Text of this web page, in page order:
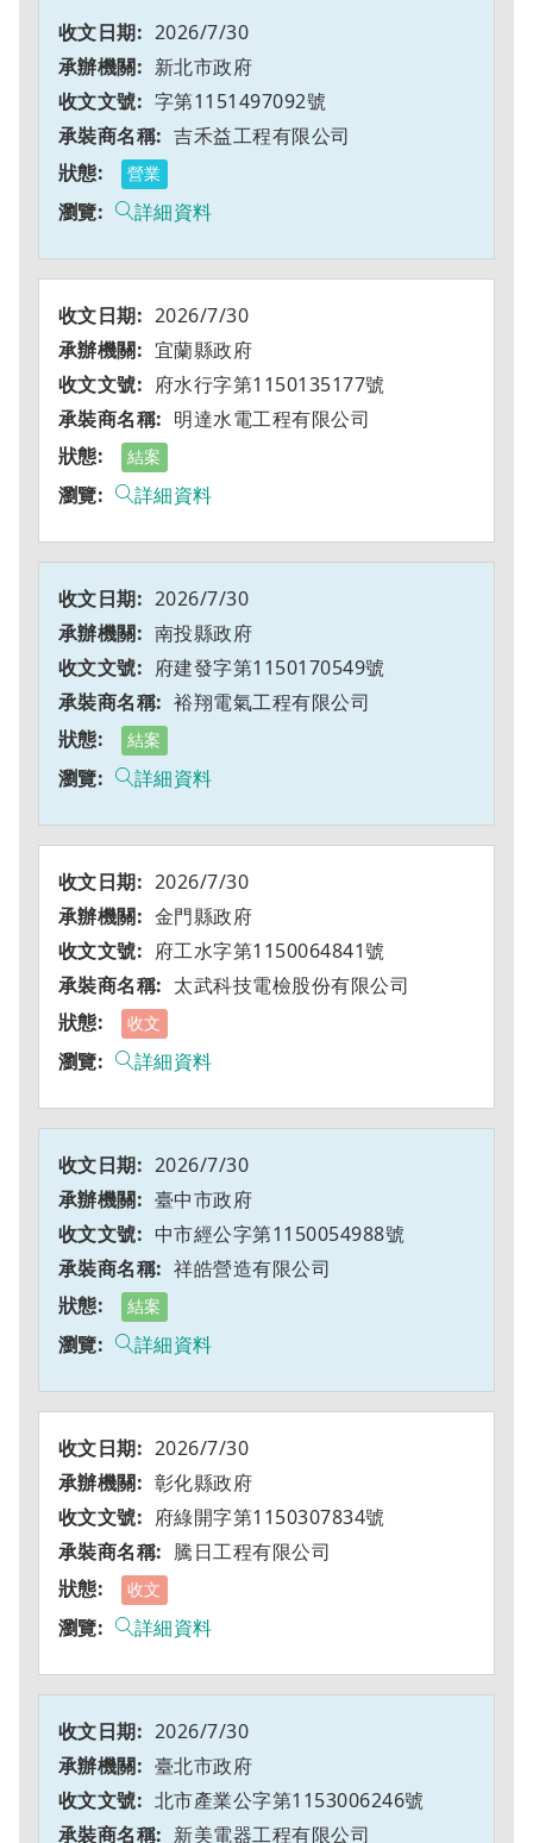
2026/7/30
新北市政府
字第1151497092號
吉禾益工程有限公司
營業
詳細資料
2026/7/30
宜蘭縣政府
府水行字第1150135177號
明達水電工程有限公司
結案
詳細資料
2026/7/30
南投縣政府
府建發字第1150170549號
裕翔電氣工程有限公司
結案
詳細資料
2026/7/30
金門縣政府
府工水字第1150064841號
太武科技電檢股份有限公司
收文
詳細資料
2026/7/30
臺中市政府
中市經公字第1150054988號
祥皓營造有限公司
結案
詳細資料
2026/7/30
彰化縣政府
府綠開字第1150307834號
騰日工程有限公司
收文
詳細資料
2026/7/30
臺北市政府
北市產業公字第1153006246號
新美電器工程有限公司